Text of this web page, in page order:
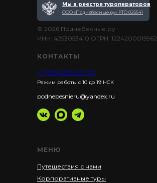
КОНТАКТЫ
+7 (923) 230-30-00
Режим работы с 10 до 19 НСК
podnebesnieru@yandex.ru
МЕНЮ
Путешествия с нами
Корпоративные туры
© 2026 Поднебесные.ру
Мы в реестре туроператоров
ООО «Поднебесные.ру» РТО 025541
ИНН: 4253053410 ОГРН: 1224200015962